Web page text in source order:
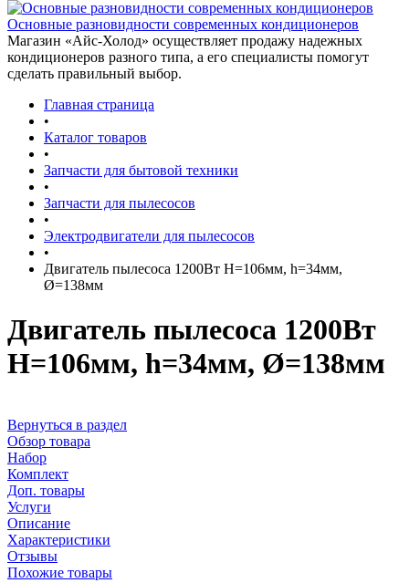
Основные разновидности современных кондиционеров
Магазин «Айс-Холод» осуществляет продажу надежных
кондиционеров разного типа, а его специалисты помогут
сделать правильный выбор.
Главная страница
•
Каталог товаров
•
Запчасти для бытовой техники
•
Запчасти для пылесосов
•
Электродвигатели для пылесосов
•
Двигатель пылесоса 1200Вт H=106мм, h=34мм,
Ø=138мм
Двигатель пылесоса 1200Вт
H=106мм, h=34мм, Ø=138мм
Вернуться в раздел
Обзор товара
Набор
Комплект
Доп. товары
Услуги
Описание
Характеристики
Отзывы
Похожие товары